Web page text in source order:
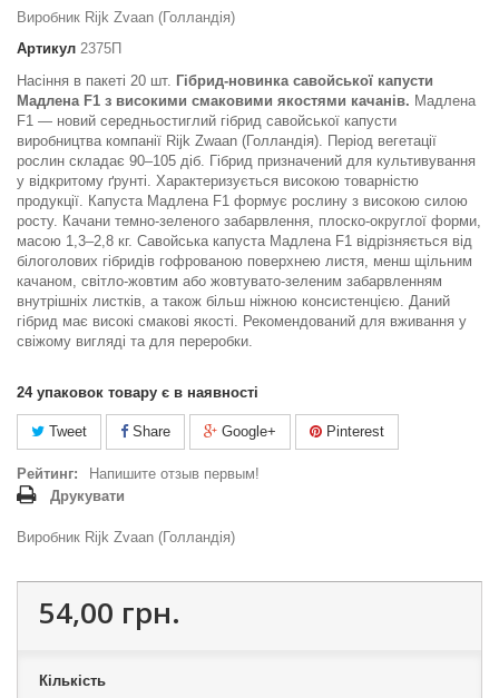
Виробник Rijk Zvaan (Голландія)
Артикул 2375П
Насіння в пакеті 20 шт. Гібрид-новинка савойської капусти
Мадлена F1 з високими смаковими якостями качанів. Мадлена
F1 — новий середньостиглий гібрид савойської капусти
виробництва компанії Rijk Zwaan (Голландія). Період вегетації
рослин складає 90–105 діб. Гібрид призначений для культивування
у відкритому ґрунті. Характеризується високою товарністю
продукції. Капуста Мадлена F1 формує рослину з високою силою
росту. Качани темно-зеленого забарвлення, плоско-округлої форми,
масою 1,3–2,8 кг. Савойська капуста Мадлена F1 відрізняється від
білоголових гібридів гофрованою поверхнею листя, менш щільним
качаном, світло-жовтим або жовтувато-зеленим забарвленням
внутрішніх листків, а також більш ніжною консистенцією. Даний
гібрид має високі смакові якості. Рекомендований для вживання у
свіжому вигляді та для переробки.
24 упаковок товару є в наявності
Tweet Share Google+ Pinterest
Рейтинг:
Напишите отзыв первым!
Друкувати
Виробник Rijk Zvaan (Голландія)
54,00 грн.
Кількість